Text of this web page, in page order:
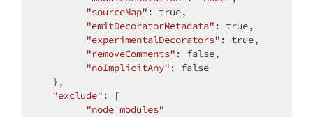
"sourceMap" : true,
"emitDecoratorMetadata" : true,
"experimentalDecorators" : true,
"removeComments" : false,
"noImplicitAny" : false
"exclude" : [
"node_modules"